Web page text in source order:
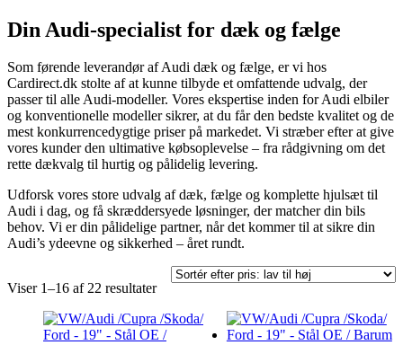
Din Audi-specialist for dæk og fælge
Som førende leverandør af Audi dæk og fælge, er vi hos
Cardirect.dk stolte af at kunne tilbyde et omfattende udvalg, der
passer til alle Audi-modeller. Vores ekspertise inden for Audi elbiler
og konventionelle modeller sikrer, at du får den bedste kvalitet og de
mest konkurrencedygtige priser på markedet. Vi stræber efter at give
vores kunder den ultimative købsoplevelse – fra rådgivning om det
rette dækvalg til hurtig og pålidelig levering.
Udforsk vores store udvalg af dæk, fælge og komplette hjulsæt til
Audi i dag, og få skræddersyede løsninger, der matcher din bils
behov. Vi er din pålidelige partner, når det kommer til at sikre din
Audi’s ydeevne og sikkerhed – året rundt.
Viser 1–16 af 22 resultaterSorteret
pris:
lav